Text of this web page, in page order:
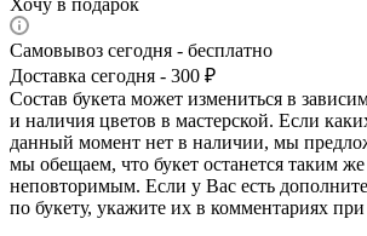
Самовывоз сегодня - бесплатно
Доставка сегодня - 300 ₽
Состав букета может измениться в
и наличия цветов в мастерской. Если
данный момент нет в наличии, мы
мы обещаем, что букет останется таким
неповторимым. Если у Вас есть
по букету, укажите их в комментариях